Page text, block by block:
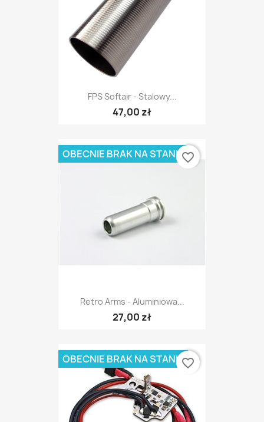
FPS Softair - Stalowy...
47,00 zł
Retro Arms - Aluminiowa...
27,00 zł
OBECNIE BRAK NA STANIEfavorite_border
OBECNIE BRAK NA STANIEfavorite_border